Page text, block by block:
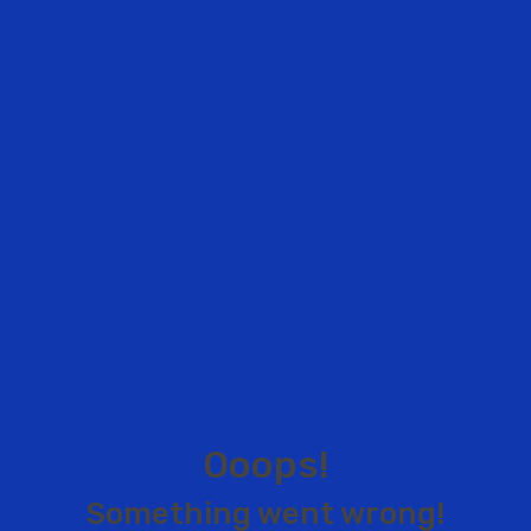
Ooops!
Something went wrong!